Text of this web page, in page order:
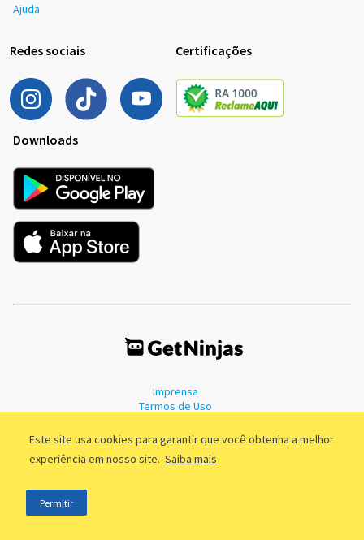
Este site usa cookies para garantir que você obtenha a melhor
experiência em nosso site. Saiba mais
Permitir
Ajuda
Redes sociais Certificações
Downloads
Imprensa
Termos de Uso
©2011 - 2026, GetNinjas LTDA. CNPJ 55.744.877/0001-89 - Rua Dr.
Fernandes Coelho, 85 - 3º andar - São Paulo/SP - Brasil